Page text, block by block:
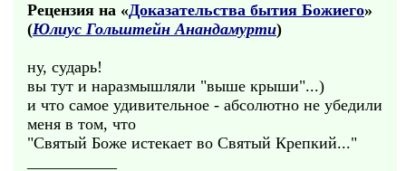
Рецензия на «Доказательства бытия Божиего»
(Юлиус Гольштейн Анандамурти)
ну, сударь!
вы тут и наразмышляли "выше крыши"...)
и что самое удивительное - абсолютно не убедили
меня в том, что
"Святый Боже истекает во Святый Крепкий..."